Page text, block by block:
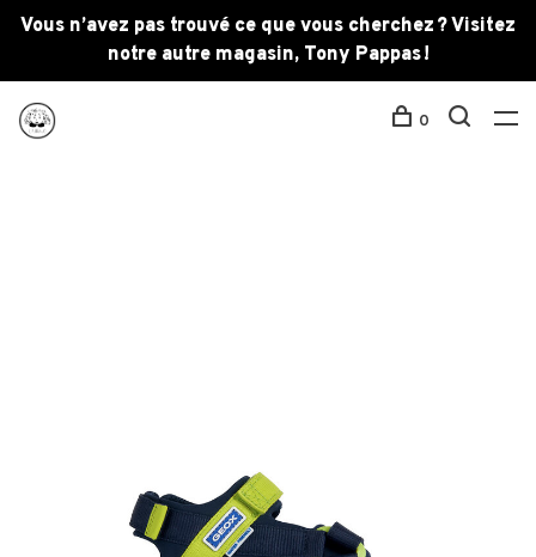
Vous n’avez pas trouvé ce que vous cherchez ? Visitez
notre autre magasin, Tony Pappas !
0